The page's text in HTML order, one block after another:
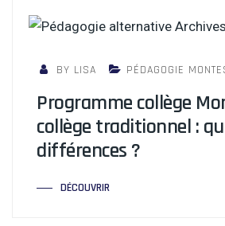
BY LISA PÉDAGOGIE
Programme collège
collège traditionnel :
différences ?
DÉCOUVRIR